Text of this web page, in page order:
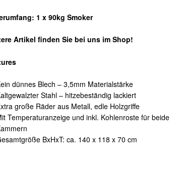
1 x 90kg Smoker
Artikel finden Sie bei uns im Shop!
dünnes Blech – 3,5mm Materialstärke
Stahl – hitzebeständig lackiert
große Räder aus Metall, edle Holzgriffe
Temperaturanzeige und inkl. Kohlenroste für beide
BxHxT: ca. 140 x 118 x 70 cm